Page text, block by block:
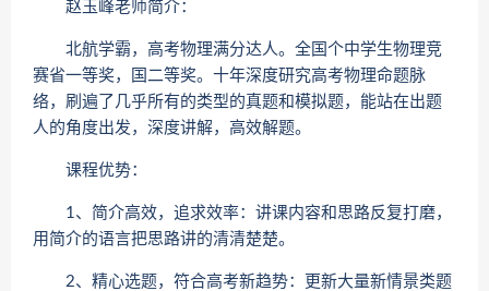
赵玉峰老师简介：
北航学霸，高考物理满分达人。全国个中学生物理竞
赛省一等奖，国二等奖。十年深度研究高考物理命题脉
络，刷遍了几乎所有的类型的真题和模拟题，能站在出题
人的角度出发，深度讲解，高效解题。
课程优势：
1、简介高效，追求效率：讲课内容和思路反复打磨，
用简介的语言把思路讲的清清楚楚。
2、精心选题，符合高考新趋势：更新大量新情景类题